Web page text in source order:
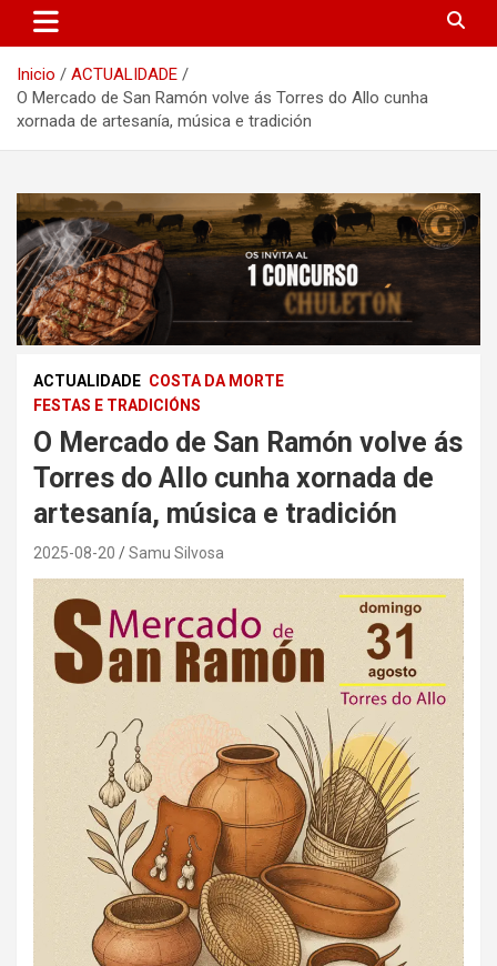
Inicio
ACTUALIDADE
O Mercado de San Ramón volve ás Torres do Allo cunha
xornada de artesanía, música e tradición
ACTUALIDADE COSTA DA MORTE
FESTAS E TRADICIÓNS
O Mercado de San Ramón volve ás
Torres do Allo cunha xornada de
artesanía, música e tradición
2025-08-20 Samu Silvosa